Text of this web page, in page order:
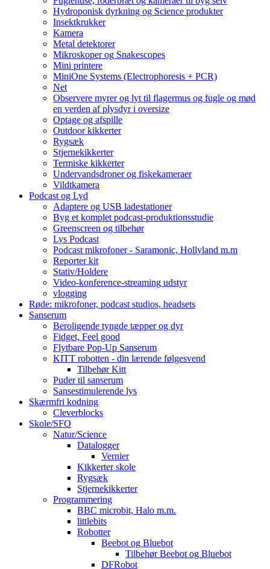
Hydroponisk dyrkning og Science produkter
Insektkrukker
Kamera
Metal detektorer
Mikroskoper og Snakescopes
Mini printere
MiniOne Systems (Electrophoresis + PCR)
Net
Observere myrer og lyt til flagermus og fugle og mød
en verden af plysdyr i oversize
Optage og afspille
Outdoor kikkerter
Rygsæk
Stjernekikkerter
Termiske kikkerter
Undervandsdroner og fiskekameraer
Vildtkamera
Podcast og Lyd
Adaptere og USB ladestationer
Byg et komplet podcast-produktionsstudie
Greenscreen og tilbehør
Lys Podcast
Podcast mikrofoner - Saramonic, Hollyland m.m
Reporter kit
Stativ/Holdere
Video-konference-streaming udstyr
vlogging
Røde: mikrofoner, podcast studios, headsets
Sanserum
Beroligende tyngde tæpper og dyr
Fidget, Feel good
Flytbare Pop-Up Sanserum
KITT robotten - din lærende følgesvend
Tilbehør Kitt
Puder til sanserum
Sansestimulerende lys
Skærmfri kodning
Cleverblocks
Skole/SFO
Natur/Science
Datalogger
Vernier
Kikkerter skole
Rygsæk
Stjernekikkerter
Programmering
BBC microbit, Halo m.m.
littlebits
Robotter
Beebot og Bluebot
Tilbehør Beebot og Bluebot
DFRobot